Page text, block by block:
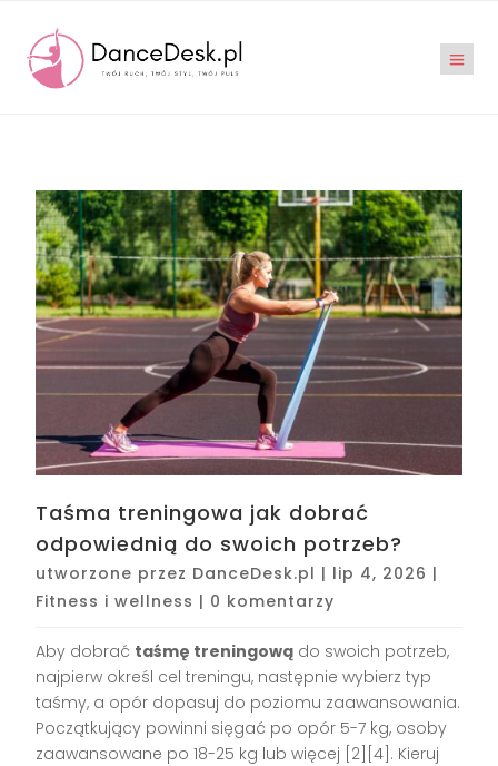
Taśma treningowa jak dobrać
odpowiednią do swoich potrzeb?
utworzone przez DanceDesk.pl | lip 4, 2026 |
Fitness i wellness | 0 komentarzy
Aby dobrać taśmę treningową do swoich potrzeb,
najpierw określ cel treningu, następnie wybierz typ
taśmy, a opór dopasuj do poziomu zaawansowania.
Początkujący powinni sięgać po opór 5-7 kg, osoby
zaawansowane po 18-25 kg lub więcej [2][4]. Kieruj